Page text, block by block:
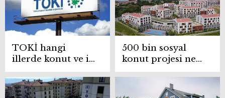
TOKİ hangi
illerde konut ve iş
yeri satacak? Açık
artırma ne zaman,
kimler katılabilir?
500 bin sosyal
konut projesi ne
zaman başlayacak,
başvuru şartları